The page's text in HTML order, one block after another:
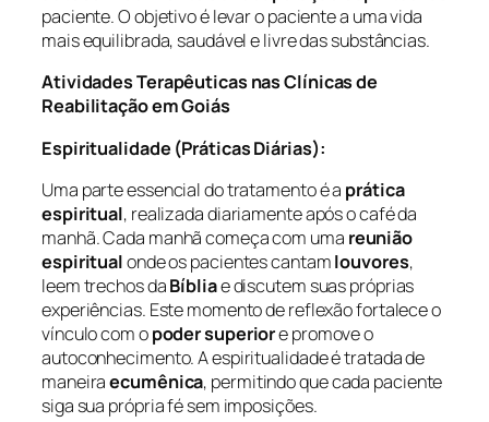
paciente. O objetivo é levar o paciente a uma vida
mais equilibrada, saudável e livre das substâncias.
Atividades Terapêuticas nas Clínicas de
Reabilitação em Goiás
Espiritualidade (Práticas Diárias):
Uma parte essencial do tratamento é a prática
espiritual, realizada diariamente após o café da
manhã. Cada manhã começa com uma reunião
espiritualonde os pacientes cantamlouvores,
leem trechos daBíbliae discutem suas próprias
experiências. Este momento de reflexão fortalece o
vínculo com opoder superiore promove o
autoconhecimento. A espiritualidade é tratada de
maneiraecumênica, permitindo que cada paciente
siga sua própria fé sem imposições.